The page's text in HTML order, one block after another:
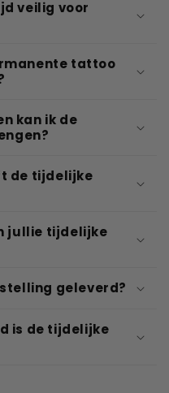
veilig voor
tattoo
kan ik de
de tijdelijke
jullie tijdelijke
geleverd?
is de tijdelijke